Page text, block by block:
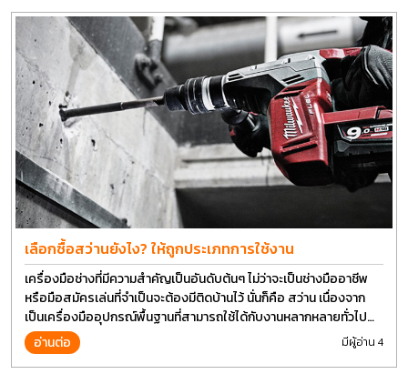
เลือกซื้อสว่านยังไง? ให้ถูกประเภทการใช้งาน
เครื่องมือช่างที่มีความสำคัญเป็นอันดับต้นๆ ไม่ว่าจะเป็นช่างมืออาชีพ
หรือมือสมัครเล่นที่จำเป็นจะต้องมีติดบ้านไว้ นั่นก็คือ สว่าน เนื่องจาก
เป็นเครื่องมืออุปกรณ์พื้นฐานที่สามารถใช้ได้กับงานหลากหลายทั่วไป
เรียกว่า เป็นเครื่องมือที่ใช้ง่าย ใครๆก็สามารถใช้ได้
อ่านต่อ มีผู้อ่าน 4